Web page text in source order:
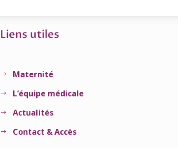
Liens utiles
$ Maternité
$ L’équipe médicale
$ Actualités
$ Contact & Accès